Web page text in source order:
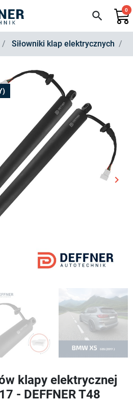
search 0
Siłowniki klap elektrycznych
keyboard_arrow_right
klapy elektrycznej
- DEFFNER T48